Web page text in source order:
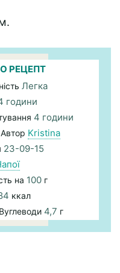
РЕЦЕПТ
Легка
години
4 години
Автор Kristina
23-09-15
на 100 г
ккал
4,7 г